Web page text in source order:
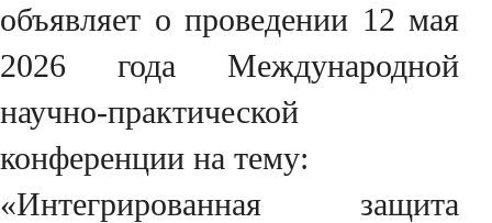
объявляет о проведении 12 мая
2026 года Международной
научно-практической
конференции на тему:
«Интегрированная защита